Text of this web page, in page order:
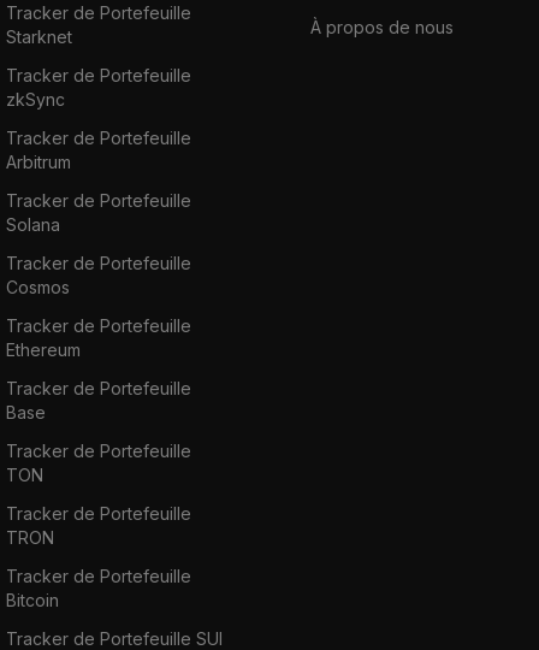
Tracker de Portefeuille
Starknet
Tracker de Portefeuille
zkSync
Tracker de Portefeuille
Arbitrum
Tracker de Portefeuille
Solana
Tracker de Portefeuille
Cosmos
Tracker de Portefeuille
Ethereum
Tracker de Portefeuille
Base
Tracker de Portefeuille
TON
Tracker de Portefeuille
TRON
Tracker de Portefeuille
Bitcoin
Tracker de Portefeuille SUI
À propos de nous